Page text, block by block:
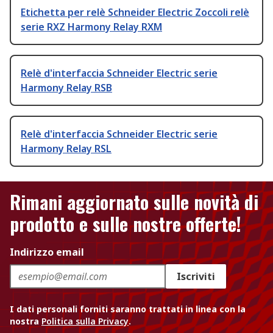
Etichetta per relè Schneider Electric Zoccoli relè
serie RXZ Harmony Relay RXM
Relè d'interfaccia Schneider Electric serie
Harmony Relay RSB
Relè d'interfaccia Schneider Electric serie
Harmony Relay RSL
Rimani aggiornato sulle novità di
prodotto e sulle nostre offerte!
Indirizzo email
Iscriviti
I dati personali forniti saranno trattati in linea con la
nostra Politica sulla Privacy.